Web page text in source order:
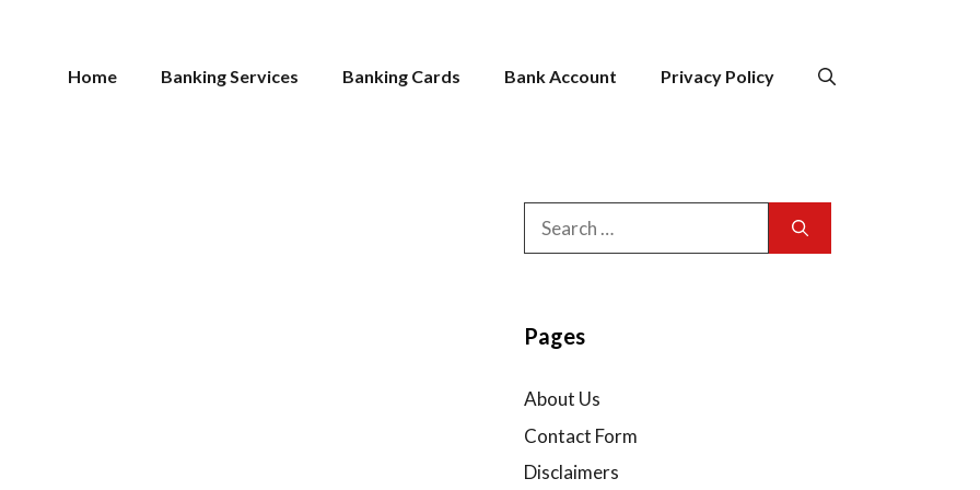
Home Banking Services Banking Cards Bank Account Privacy Policy
for:
Pages
About Us
Contact Form
Disclaimers